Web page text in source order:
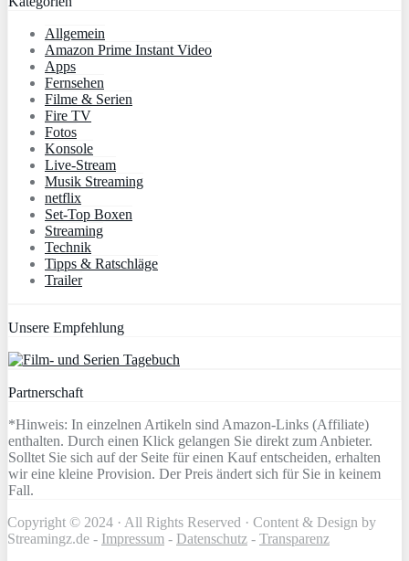
Allgemein
Amazon Prime Instant Video
Apps
Fernsehen
Filme & Serien
Fire TV
Fotos
Konsole
Live-Stream
Musik Streaming
netflix
Set-Top Boxen
Streaming
Technik
Tipps & Ratschläge
Trailer
Unsere Empfehlung
Partnerschaft
*Hinweis: In einzelnen Artikeln sind Amazon-Links (Affiliate)
enthalten. Durch einen Klick gelangen Sie direkt zum Anbieter.
Solltet Sie sich auf der Seite für einen Kauf entscheiden, erhalten
wir eine kleine Provision. Der Preis ändert sich für Sie in keinem
Fall.
Copyright © 2024 · All Rights Reserved · Content & Design by
Streamingz.de - Impressum - Datenschutz - Transparenz